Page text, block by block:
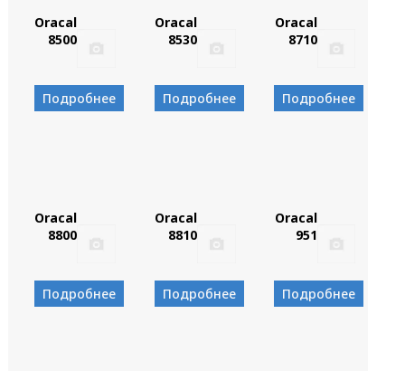
Oracal
8500
Подробнее
Oracal
8530
Подробнее
Oracal
8710
Подробнее
Oracal
8800
Подробнее
Oracal
8810
Подробнее
Oracal
951
Подробнее